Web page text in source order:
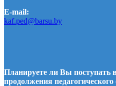
E-mail:
kaf.ped@barsu.by
Планируете ли Вы поступать
продолжения педагогического